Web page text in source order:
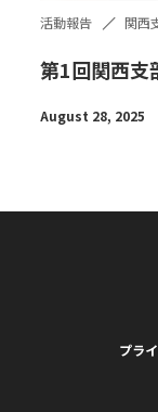
活動報告 関西
第1回関西支
August 28, 2025
プラ